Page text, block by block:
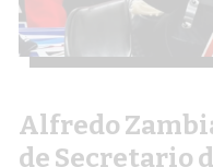
Alfredo
de Secretario